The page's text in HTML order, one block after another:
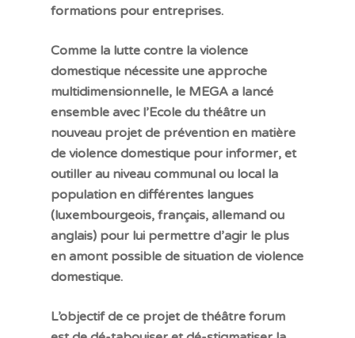
formations pour entreprises.
Comme la lutte contre la violence
domestique nécessite une approche
multidimensionnelle, le MEGA a lancé
ensemble avec l’Ecole du théâtre un
nouveau projet de prévention en matière
de violence domestique pour informer, et
outiller au niveau communal ou local la
population en différentes langues
(luxembourgeois, français, allemand ou
anglais) pour lui permettre d’agir le plus
en amont possible de situation de violence
domestique.
L’objectif de ce projet de théâtre forum
Français
English
Deutsch
Português